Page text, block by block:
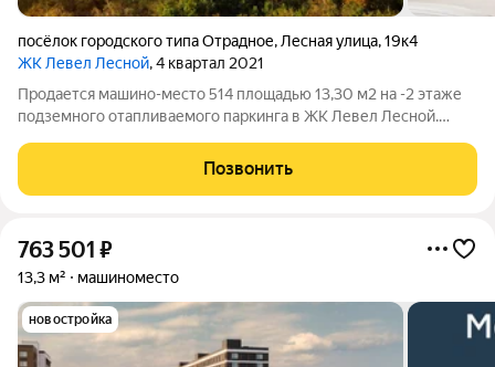
посёлок городского типа Отрадное, Лесная улица,19к4
ЖК Левел Лесной, 4 квартал 2021
Продается машино-место 514 площадью 13,30 м2 на -2 этаже
подземного отапливаемого паркинга в ЖК Левел Лесной.
организовать большой шкаф для хранения, либо использовать
дополнительную площадь для парковки
Позвонить
763 501 ₽
13,3 м² машиноместо
новостройка